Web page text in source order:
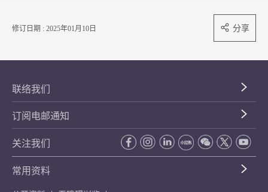
修订日期 : 2025年01月10日 分享
联络我们
订阅电邮通知
关注我们
常用资料